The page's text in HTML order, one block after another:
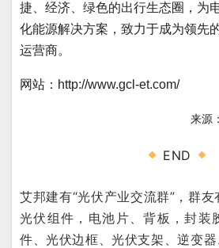
捷、经济、绿色的出行生态圈，为
化能源解决方案，致力于成为领先
运营商。
网站：http://www.gcl-et.com/
来源
END
艾邦建有“光伏产业交流群”，群友
光伏组件，电池片、背板，封装
件、光伏边框、光伏支架、逆变